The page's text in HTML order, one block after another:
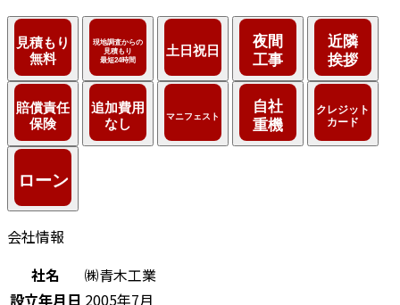
会社情報
社名
㈱青木工業
設立年月日 2005年7月